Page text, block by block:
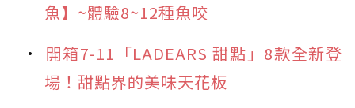
魚】~體驗8~12種魚咬
開箱7-11「LADEARS 甜點」8款全新登
場！甜點界的美味天花板